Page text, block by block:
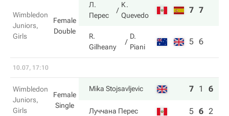
Wimbledon
Juniors,
Girls
Female
Double
Л.
Перес
K.
Quevedo
7 7
R.
Gilheany
D.
Piani
5 6
10.07, 17:10
Wimbledon
Juniors,
Girls
Female
Single
Mika Stojsavljevic 7 1 6
Луччана Перес 5 6 2